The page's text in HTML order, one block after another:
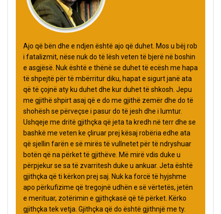
Ajo që bën dhe e ndjen është ajo që duhet. Mos u bëj rob
i fatalizmit, nëse nuk do të lësh veten të bjerë në boshin
e asgjësë. Nuk është e thënë se duhet të ecësh me hapa
të shpejtë për të mbërritur diku, hapat e sigurt janë ata
që të çojnë aty ku duhet dhe kur duhet të shkosh. Jepu
me gjithë shpirt asaj që e do me gjithë zemër dhe do të
shohësh se përveçse i pasur do të jesh dhe i lumtur.
Ushqeje me dritë gjithçka që jeta ta kredh në terr dhe se
bashkë me veten ke çliruar prej kësaj robëria edhe ata
që sjellin farën e së mirës të vullnetet për të ndryshuar
botën që na përket të gjithëve. Më mirë vdis duke u
përpjekur se sa të zvarritesh duke u ankuar. Jeta është
gjithçka që ti kërkon prej saj. Nuk ka forcë të hyjshme
apo përkufizime që tregojnë udhën e së vërtetës, jetën
e merituar, zotërimin e gjithçkasë që të përket. Kërko
gjithçka tek vetja. Gjithçka që do është gjithnjë me ty.